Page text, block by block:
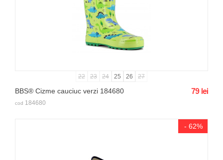
22 23 24 25 26 27
BBS® Cizme cauciuc verzi 184680 79 lei
cod 184680
- 62%